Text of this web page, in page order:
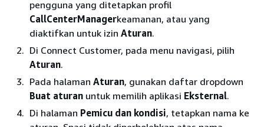
pengguna yang ditetapkan profil
CallCenterManagerkeamanan, atau yang
diaktifkan untuk izin Aturan.
Di Connect Customer, pada menu navigasi, pilih
Aturan.
Pada halaman Aturan, gunakan daftar dropdown
Buat aturan untuk memilih aplikasi Eksternal.
Di halaman Pemicu dan kondisi, tetapkan nama ke